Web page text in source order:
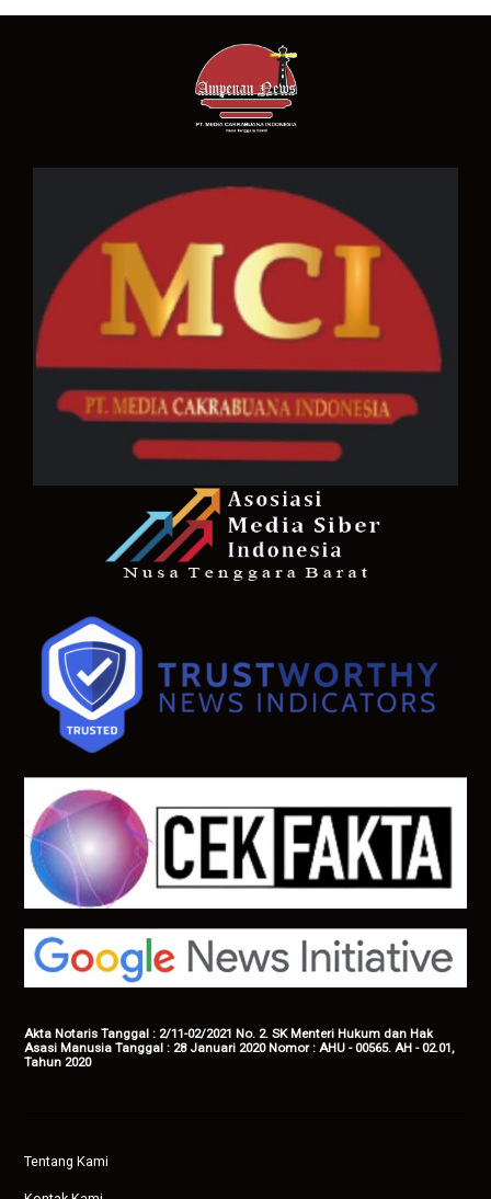
Akta Notaris Tanggal : 2/11-02/2021 No. 2. SK Menteri Hukum dan Hak
Asasi Manusia Tanggal : 28 Januari 2020 Nomor : AHU - 00565. AH - 02.01,
Tahun 2020
Tentang Kami